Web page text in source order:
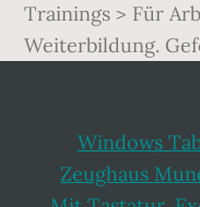
Trainings > Für
Weiterbildung.
Windows
Zeughaus